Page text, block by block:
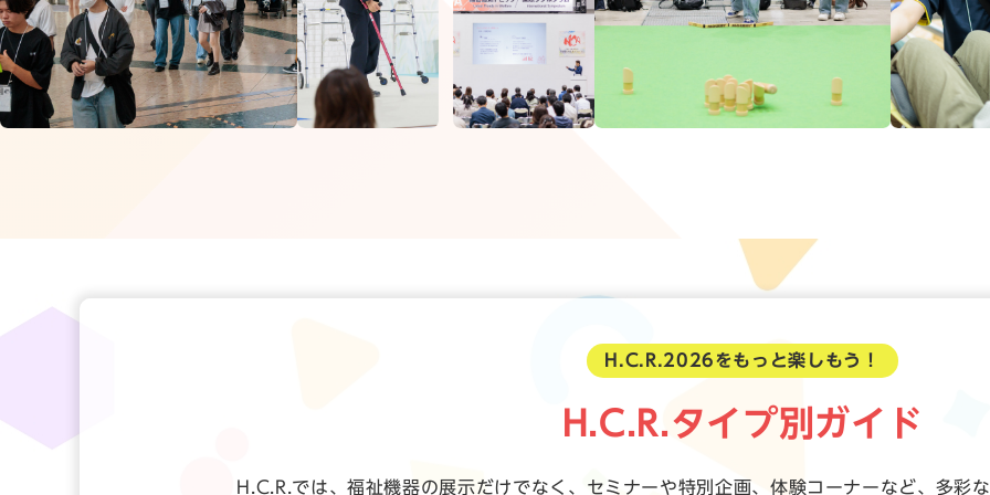
H.C.R.2026をもっと楽しもう！
H.C.R.タイプ別ガイド
H.C.R.では、福祉機器の展示だけでなく、セミナーや特別企画、体験コーナーなど、多彩